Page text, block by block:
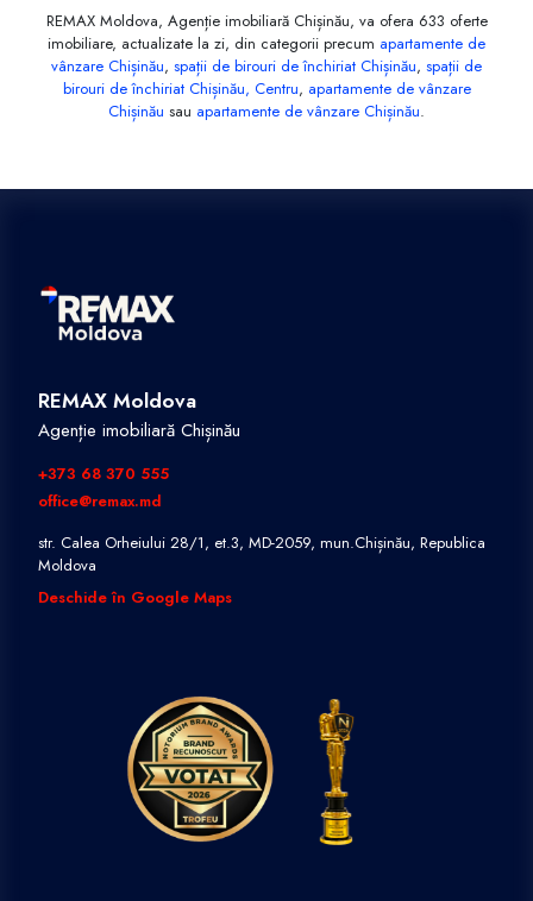
REMAX Moldova, Agenție imobiliară Chișinău, va ofera 633 oferte
imobiliare, actualizate la zi, din categorii precum apartamente de
vânzare Chișinău, spații de birouri de închiriat Chișinău, spații de
birouri de închiriat Chișinău, Centru, apartamente de vânzare
Chișinău sau apartamente de vânzare Chișinău.
REMAX Moldova
Agenție imobiliară Chișinău
+373 68 370 555
office@remax.md
str. Calea Orheiului 28/1, et.3, MD-2059, mun.Chișinău, Republica
Moldova
Deschide în Google Maps